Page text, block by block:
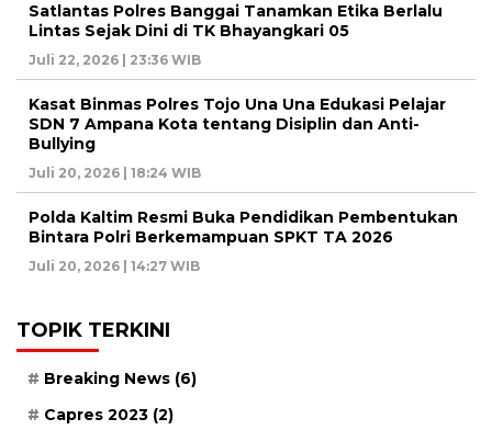
Satlantas Polres Banggai Tanamkan Etika Berlalu
Lintas Sejak Dini di TK Bhayangkari 05
Juli 22, 2026 | 23:36 WIB
Kasat Binmas Polres Tojo Una Una Edukasi Pelajar
SDN 7 Ampana Kota tentang Disiplin dan Anti-
Bullying
Juli 20, 2026 | 18:24 WIB
Polda Kaltim Resmi Buka Pendidikan Pembentukan
Bintara Polri Berkemampuan SPKT TA 2026
Juli 20, 2026 | 14:27 WIB
TOPIK TERKINI
Breaking News (6)
Capres 2023 (2)